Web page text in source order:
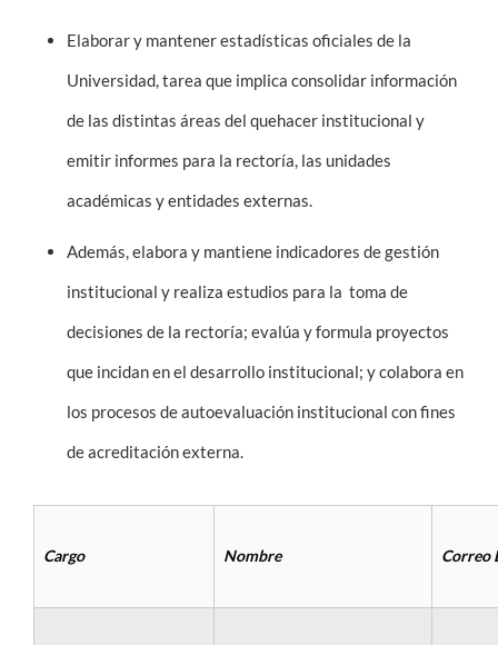
Académicos
Funcionarios
English
Elaborar y mantener estadísticas oficiales de la
Universidad, tarea que implica consolidar información
de las distintas áreas del quehacer institucional y
emitir informes para la rectoría, las unidades
académicas y entidades externas.
Además, elabora y mantiene indicadores de gestión
institucional y realiza estudios para la toma de
decisiones de la rectoría; evalúa y formula proyectos
que incidan en el desarrollo institucional; y colabora en
los procesos de autoevaluación institucional con fines
de acreditación externa.
Cargo Nombre Correo